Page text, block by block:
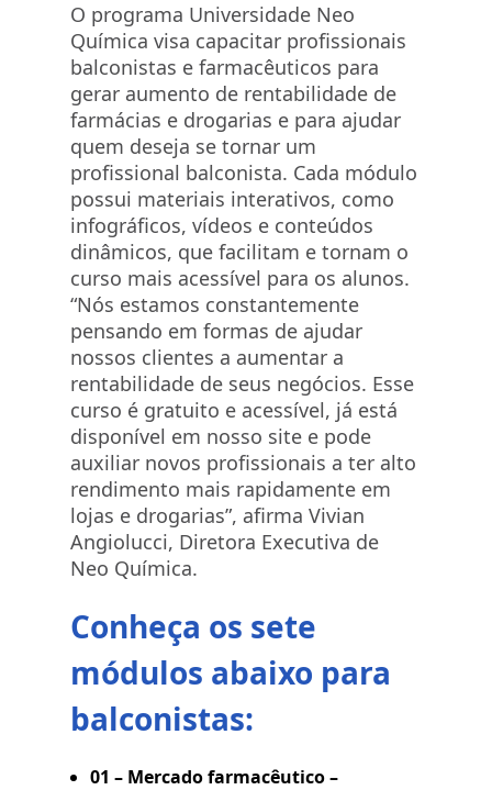
O programa Universidade Neo
Química visa capacitar profissionais
balconistas e farmacêuticos para
gerar aumento de rentabilidade de
farmácias e drogarias e para ajudar
quem deseja se tornar um
profissional balconista. Cada módulo
possui materiais interativos, como
infográficos, vídeos e conteúdos
dinâmicos, que facilitam e tornam o
curso mais acessível para os alunos.
“Nós estamos constantemente
pensando em formas de ajudar
nossos clientes a aumentar a
rentabilidade de seus negócios. Esse
curso é gratuito e acessível, já está
disponível em nosso site e pode
auxiliar novos profissionais a ter alto
rendimento mais rapidamente em
lojas e drogarias”, afirma Vivian
Angiolucci, Diretora Executiva de
Neo Química.
Conheça os sete
módulos abaixo para
balconistas:
01 – Mercado farmacêutico –